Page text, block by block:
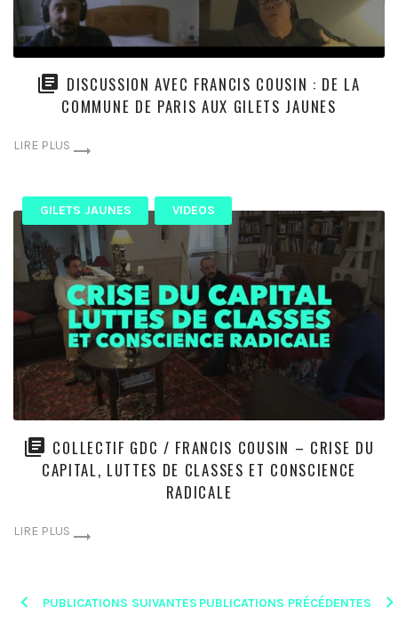
DISCUSSION AVEC FRANCIS COUSIN : DE LA
COMMUNE DE PARIS AUX GILETS JAUNES
LIRE PLUS
GILETS JAUNES VIDEOS
COLLECTIF GDC / FRANCIS COUSIN – CRISE DU
CAPITAL, LUTTES DE CLASSES ET CONSCIENCE
RADICALE
LIRE PLUS
PostsPUBLICATIONS SUIVANTES PUBLICATIONS PRÉCÉDENTES